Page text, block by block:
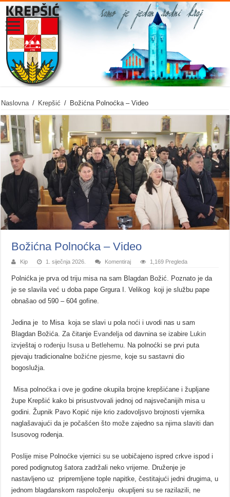
Naslovna / Krepšić / Božićna Polnoćka – Video
Božićna Polnoćka – Video
Kip 1. siječnja 2026. Komentiraj 1,169 Pregleda
Polnićka je prva od triju misa na sam Blagdan Božić. Poznato je da
je se slavila već u doba pape Grgura I. Velikog koji je službu pape
obnašao od 590 – 604 gofine.
Jedina je to Misa koja se slavi u pola noći i uvodi nas u sam
Blagdan Božića. Za čitanje Evanđeljaod davnina se izabire Lukin
izvještaj orođenju Isusau Betlehemu. Na polnoćki se prvi puta
pjevaju tradicionalne božićne pjesme, koje su sastavni dio
bogoslužja.
Misa polnoćka i ove je godine okupila brojne krepšićane i župljane
župe Krepšić kako bi prisustvovali jednoj od najsvečanijih misa u
godini. Župnik Pavo Kopić nije krio zadovoljsvo brojnosti vjernika
naglašavajući da je počašćen što može zajedno sa njima slaviti dan
Isusovog rođenja.
Poslije mise Polnoćke vjernici su se uobičajeno ispred crkve ispod i
pored podignutog šatora zadržali neko vrijeme. Druženje je
nastavljeno uz pripremljene tople napitke, čestitajući jedni drugima, u
jednom blagdanskom raspoloženju okupljeni su se razilazili, ne